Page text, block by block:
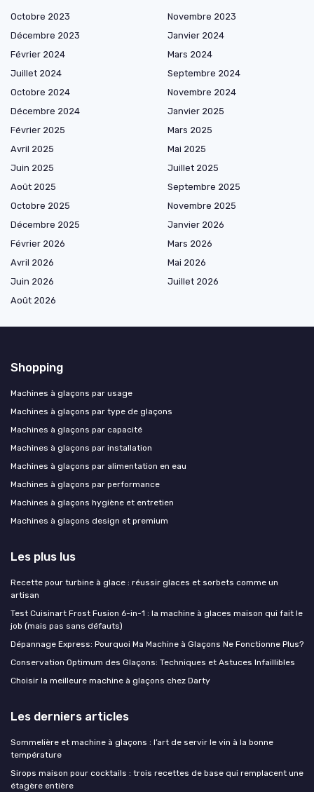
Octobre 2023
Novembre 2023
Décembre 2023
Janvier 2024
Février 2024
Mars 2024
Juillet 2024
Septembre 2024
Octobre 2024
Novembre 2024
Décembre 2024
Janvier 2025
Février 2025
Mars 2025
Avril 2025
Mai 2025
Juin 2025
Juillet 2025
Août 2025
Septembre 2025
Octobre 2025
Novembre 2025
Décembre 2025
Janvier 2026
Février 2026
Mars 2026
Avril 2026
Mai 2026
Juin 2026
Juillet 2026
Août 2026
Shopping
Machines à glaçons par usage
Machines à glaçons par type de glaçons
Machines à glaçons par capacité
Machines à glaçons par installation
Machines à glaçons par alimentation en eau
Machines à glaçons par performance
Machines à glaçons hygiène et entretien
Machines à glaçons design et premium
Les plus lus
Recette pour turbine à glace : réussir glaces et sorbets comme un
artisan
Test Cuisinart Frost Fusion 6-in-1 : la machine à glaces maison qui fait le
job (mais pas sans défauts)
Dépannage Express: Pourquoi Ma Machine à Glaçons Ne Fonctionne Plus?
Conservation Optimum des Glaçons: Techniques et Astuces Infaillibles
Choisir la meilleure machine à glaçons chez Darty
Les derniers articles
Sommelière et machine à glaçons : l’art de servir le vin à la bonne
température
Sirops maison pour cocktails : trois recettes de base qui remplacent une
étagère entière